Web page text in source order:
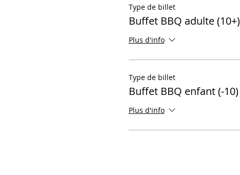
Type de billet
Buffet BBQ adulte (10+)
Plus d'info
Type de billet
Buffet BBQ enfant (-10)
Plus d'info